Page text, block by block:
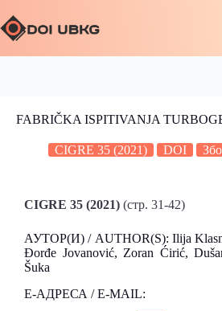
FABRIČKA ISPITIVANJA
CIGRE 35 (2021) DOI
CIGRE 35 (2021) (стр. 31-42)
АУТОР(И) / AUTHOR(S): Ilija
Đorđe Jovanović, Zoran Ćirić,
Šuka
Е-АДРЕСА / E-MAIL: